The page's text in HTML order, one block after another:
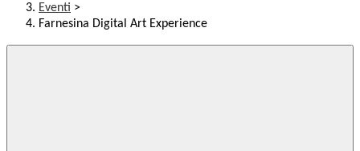
Eventi >
Farnesina Digital Art Experience